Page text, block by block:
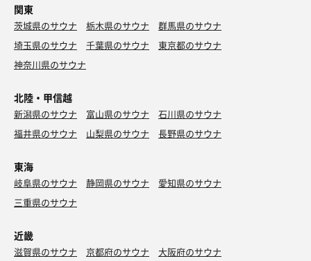
関東
茨城県のサウナ 栃木県のサウナ
群馬県のサウナ
埼玉県のサウナ
千葉県のサウナ
東京都のサウナ
神奈川県のサウナ
北陸・甲信越
新潟県のサウナ 富山県のサウナ
石川県のサウナ
福井県のサウナ
山梨県のサウナ 長野県のサウナ
東海
岐阜県のサウナ 静岡県のサウナ
愛知県のサウナ
三重県のサウナ
近畿
滋賀県のサウナ 京都府のサウナ
大阪府のサウナ